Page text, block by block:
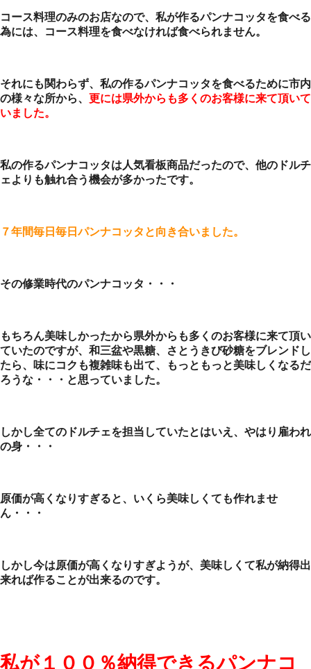
コース料理のみのお店なので、私が作るパンナコッタを食べる
為には、コース料理を食べなければ食べられません。
それにも関わらず、私の作るパンナコッタを食べるために市内
の様々な所から、 更には県外からも多くのお客様に来て頂いて
いました。
私の作るパンナコッタは人気看板商品だったので、他のドルチ
ェよりも触れ合う機会が多かったです。
７年間毎日毎日パンナコッタと向き合いました。
その修業時代のパンナコッタ・・・
もちろん美味しかったから県外からも多くのお客様に来て頂い
ていたのですが、和三盆や黒糖、さとうきび砂糖をブレンドし
たら、味にコクも複雑味も出て、もっともっと美味しくなるだ
ろうな・・・と思っていました。
しかし全てのドルチェを担当していたとはいえ、やはり雇われ
の身・・・
原価が高くなりすぎると、いくら美味しくても作れませ
ん・・・
しかし今は原価が高くなりすぎようが、美味しくて私が納得出
来れば作ることが出来るのです。
私が１００％納得できるパンナコ